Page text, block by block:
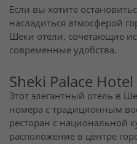
Если вы хотите
насладиться атмосферой
Шеки отели, сочетающие
современные удобства.
Sheki Palace Hotel
Этот элегантный отель в
номера с традиционным
ресторан с национальной
расположение в центре